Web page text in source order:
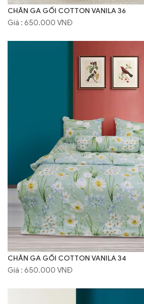
CHĂN GA GỐI COTTON VANILA 36
Giá : 650.000 VNĐ
CHĂN GA GỐI COTTON VANILA 34
Giá : 650.000 VNĐ